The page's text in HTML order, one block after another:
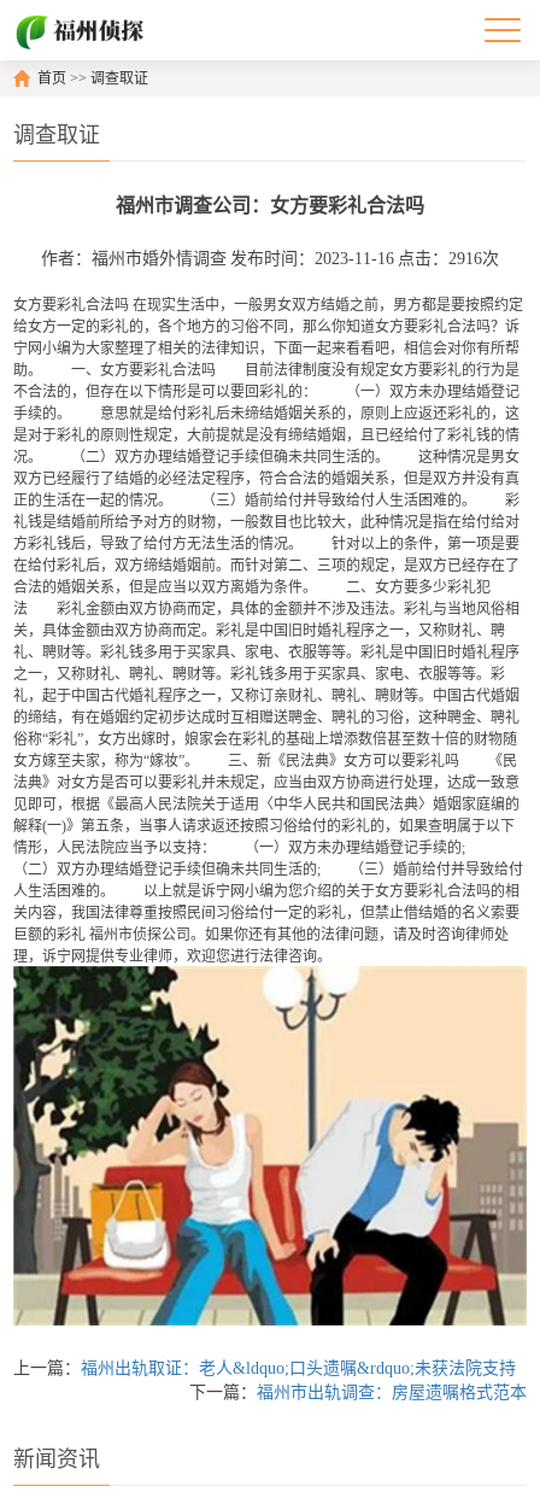
首页 >>调查取证
调查取证
福州市调查公司：女方要彩礼合法吗
作者：福州市婚外情调查 发布时间：2023-11-16 点击：2916次
女方要彩礼合法吗 在现实生活中，一般男女双方结婚之前，男方都是要按照约定
给女方一定的彩礼的，各个地方的习俗不同，那么你知道女方要彩礼合法吗？诉
宁网小编为大家整理了相关的法律知识，下面一起来看看吧，相信会对你有所帮
助。 一、女方要彩礼合法吗 目前法律制度没有规定女方要彩礼的行为是
不合法的，但存在以下情形是可以要回彩礼的： （一）双方未办理结婚登记
手续的。 意思就是给付彩礼后未缔结婚姻关系的，原则上应返还彩礼的，这
是对于彩礼的原则性规定，大前提就是没有缔结婚姻，且已经给付了彩礼钱的情
况。 （二）双方办理结婚登记手续但确未共同生活的。 这种情况是男女
双方已经履行了结婚的必经法定程序，符合合法的婚姻关系，但是双方并没有真
正的生活在一起的情况。 （三）婚前给付并导致给付人生活困难的。 彩
礼钱是结婚前所给予对方的财物，一般数目也比较大，此种情况是指在给付给对
方彩礼钱后，导致了给付方无法生活的情况。 针对以上的条件，第一项是要
在给付彩礼后，双方缔结婚姻前。而针对第二、三项的规定，是双方已经存在了
合法的婚姻关系，但是应当以双方离婚为条件。 二、女方要多少彩礼犯
法 彩礼金额由双方协商而定，具体的金额并不涉及违法。彩礼与当地风俗相
关，具体金额由双方协商而定。彩礼是中国旧时婚礼程序之一，又称财礼、聘
礼、聘财等。彩礼钱多用于买家具、家电、衣服等等。彩礼是中国旧时婚礼程序
之一，又称财礼、聘礼、聘财等。彩礼钱多用于买家具、家电、衣服等等。彩
礼，起于中国古代婚礼程序之一，又称订亲财礼、聘礼、聘财等。中国古代婚姻
的缔结，有在婚姻约定初步达成时互相赠送聘金、聘礼的习俗，这种聘金、聘礼
俗称“彩礼”，女方出嫁时，娘家会在彩礼的基础上增添数倍甚至数十倍的财物随
女方嫁至夫家，称为“嫁妆”。 三、新《民法典》女方可以要彩礼吗 《民
法典》对女方是否可以要彩礼并未规定，应当由双方协商进行处理，达成一致意
见即可，根据《最高人民法院关于适用〈中华人民共和国民法典〉婚姻家庭编的
解释(一)》第五条，当事人请求返还按照习俗给付的彩礼的，如果查明属于以下
情形，人民法院应当予以支持： （一）双方未办理结婚登记手续的;
（二）双方办理结婚登记手续但确未共同生活的; （三）婚前给付并导致给付
人生活困难的。 以上就是诉宁网小编为您介绍的关于女方要彩礼合法吗的相
关内容，我国法律尊重按照民间习俗给付一定的彩礼，但禁止借结婚的名义索要
巨额的彩礼 福州市侦探公司。如果你还有其他的法律问题，请及时咨询律师处
理，诉宁网提供专业律师，欢迎您进行法律咨询。
上一篇：福州出轨取证：老人&ldquo;口头遗嘱&rdquo;未获法院支持
下一篇： 福州市出轨调查：房屋遗嘱格式范本
新闻资讯